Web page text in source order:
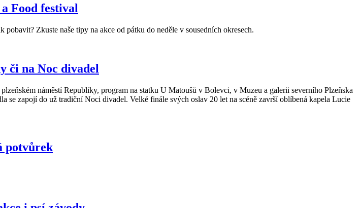
Food festival
Zkuste naše tipy na akce od pátku do neděle v sousedních okresech.
či na Noc divadel
náměstí Republiky, program na statku U Matoušů v Bolevci, v Muzeu a galerii severního Plzeňska
zapojí do už tradiční Noci divadel. Velké finále svých oslav 20 let na scéně završí oblíbená kapela Lucie
potvůrek